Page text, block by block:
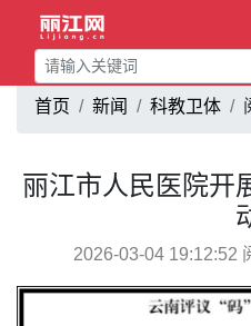
首页 新闻 科教卫体
丽江市人民医院开
2026-03-04 19:12:52